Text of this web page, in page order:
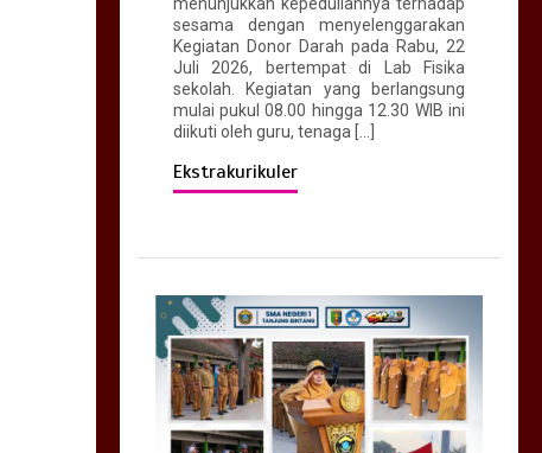
sesama dengan menyelenggarakan
Kegiatan Donor Darah pada Rabu, 22
Juli 2026, bertempat di Lab Fisika
sekolah. Kegiatan yang berlangsung
mulai pukul 08.00 hingga 12.30 WIB ini
diikuti oleh guru, tenaga […]
Ekstrakurikuler